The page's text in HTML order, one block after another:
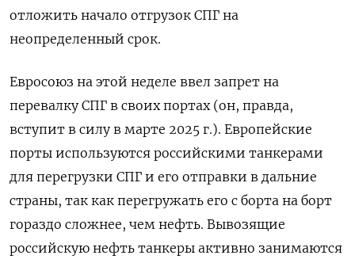
отложить начало отгрузок СПГ на
неопределенный срок.
Евросоюз на этой неделе ввел запрет на
перевалку СПГ в своих портах (он, правда,
вступит в силу в марте 2025 г.). Европейские
порты используются российскими танкерами
для перегрузки СПГ и его отправки в дальние
страны, так как перегружать его с борта на борт
гораздо сложнее, чем нефть. Вывозящие
российскую нефть танкеры активно занимаются